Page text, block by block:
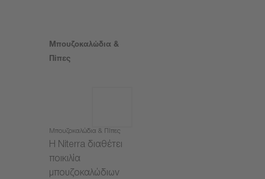
Μπουζοκαλώδια &
Πίπες
Μπουζοκαλώδια & Πίπες
Η Niterra διαθέτει
ποικιλία
μπουζοκαλώδιων